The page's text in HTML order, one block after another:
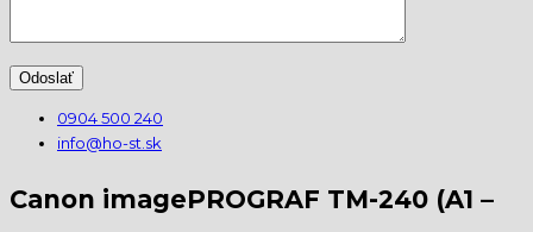
0904 500 240
info@ho-st.sk
Canon imagePROGRAF TM-240 (A1 –